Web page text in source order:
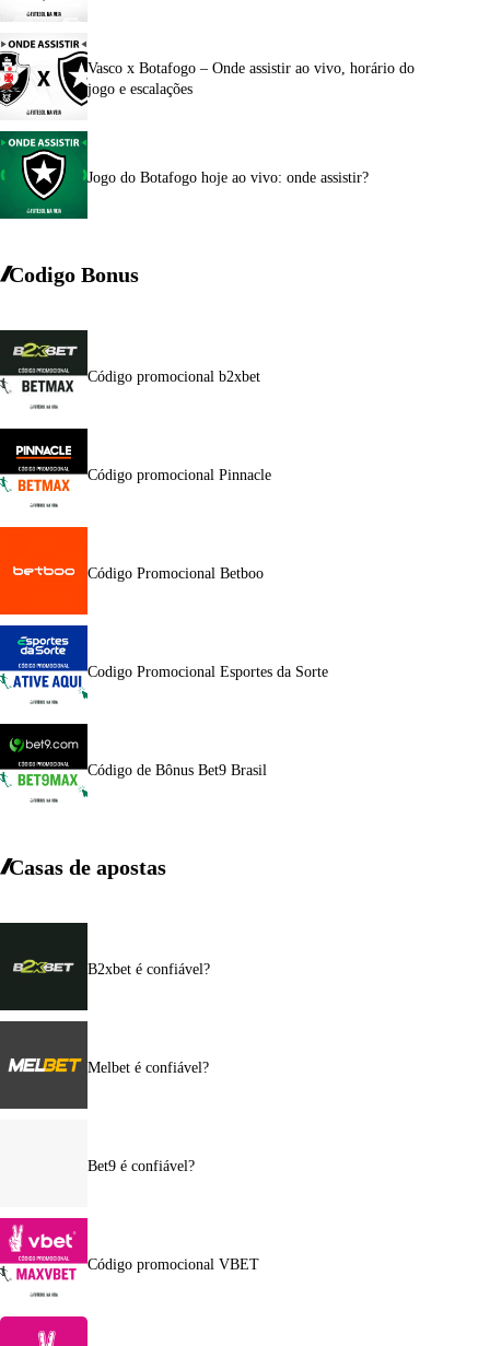
Vasco x Botafogo – Onde assistir ao vivo, horário do
jogo e escalações
Jogo do Botafogo hoje ao vivo: onde assistir?
Codigo Bonus
Código promocional b2xbet
Código promocional Pinnacle
Código Promocional Betboo
Codigo Promocional Esportes da Sorte
Código de Bônus Bet9 Brasil
Casas de apostas
B2xbet é confiável?
Melbet é confiável?
Bet9 é confiável?
Código promocional VBET